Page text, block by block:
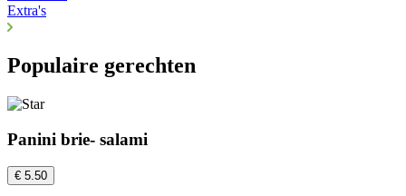
Extra's
Populaire gerechten
Panini brie- salami
€ 5.50